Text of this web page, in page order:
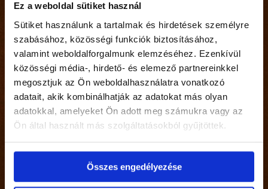
Ez a weboldal sütiket használ
Sütiket használunk a tartalmak és hirdetések személyre
szabásához, közösségi funkciók biztosításához,
valamint weboldalforgalmunk elemzéséhez. Ezenkívül
közösségi média-, hirdető- és elemező partnereinkkel
megosztjuk az Ön weboldalhasználatra vonatkozó
adatait, akik kombinálhatják az adatokat más olyan
adatokkal, amelyeket Ön adott meg számukra vagy az
Ön által használt más szolgáltatásokból gyűjtöttek.
Összes engedélyezése
Contact
Dr. Mikó Attila ügyvédi iroda
1137 Budapest, Pozsonyi út 3. 2/2